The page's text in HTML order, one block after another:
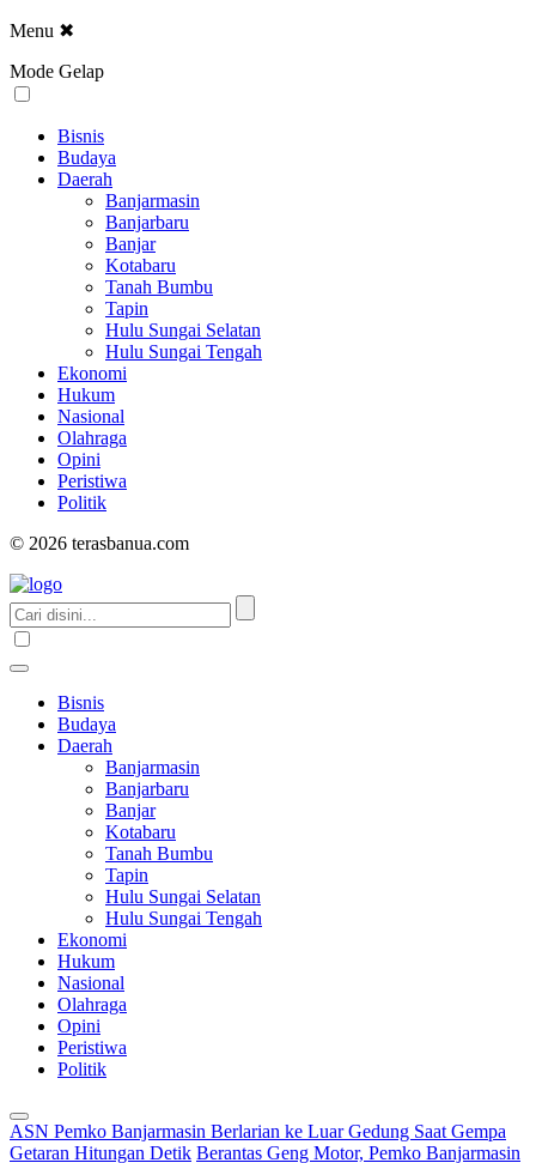
Menu ✖
Mode Gelap
Bisnis
Budaya
Daerah
Banjarmasin
Banjarbaru
Banjar
Kotabaru
Tanah Bumbu
Tapin
Hulu Sungai Selatan
Hulu Sungai Tengah
Ekonomi
Hukum
Nasional
Olahraga
Opini
Peristiwa
Politik
© 2026 terasbanua.com
Bisnis
Budaya
Daerah
Banjarmasin
Banjarbaru
Banjar
Kotabaru
Tanah Bumbu
Tapin
Hulu Sungai Selatan
Hulu Sungai Tengah
Ekonomi
Hukum
Nasional
Olahraga
Opini
Peristiwa
Politik
ASN Pemko Banjarmasin Berlarian ke Luar Gedung Saat Gempa
Getaran Hitungan Detik Berantas Geng Motor, Pemko Banjarmasin